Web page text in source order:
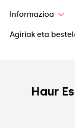
Informazioa
Agiriak eta
Haur